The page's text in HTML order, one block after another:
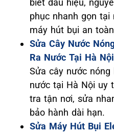
biết dấu hiệu,
phục nhanh gọn tại
máy hút bụi an
Sửa Cây Nước
Ra Nước Tại Hà Nội
Sửa cây nước nóng
nước tại Hà Nội uy
tra tận nơi, sửa
bảo hành dài hạn.
Sửa Máy Hút Bụi